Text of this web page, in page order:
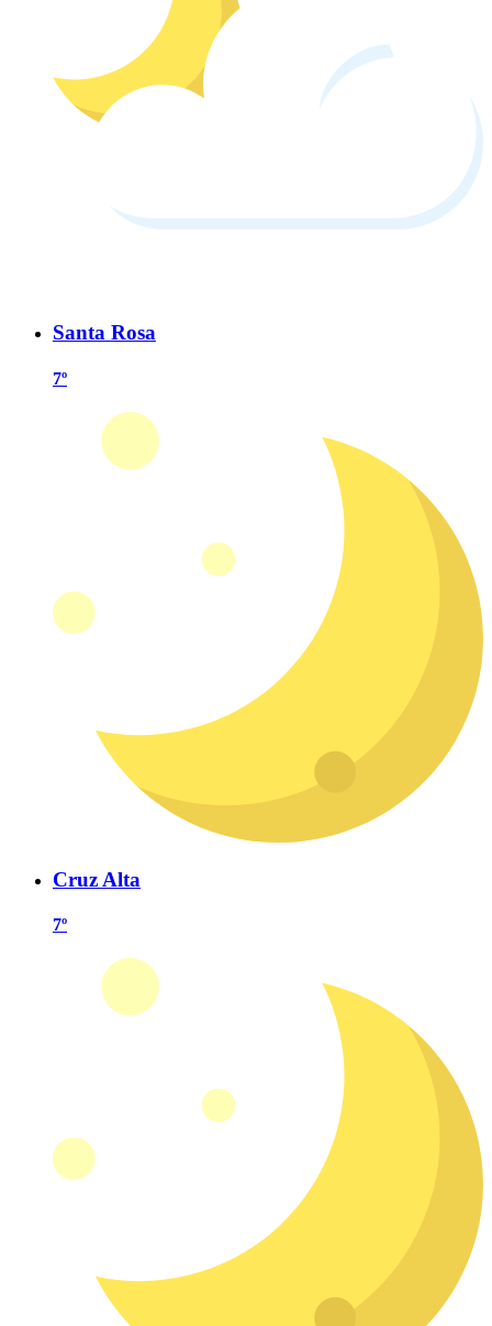
Santa Rosa
7º
Cruz Alta
7º